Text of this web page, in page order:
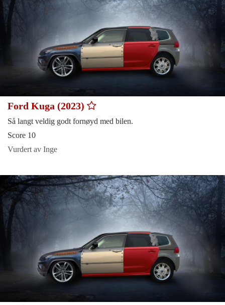
Ford Kuga (2023)
Så langt veldig godt fornøyd med bilen.
Score 10
Vurdert av Inge